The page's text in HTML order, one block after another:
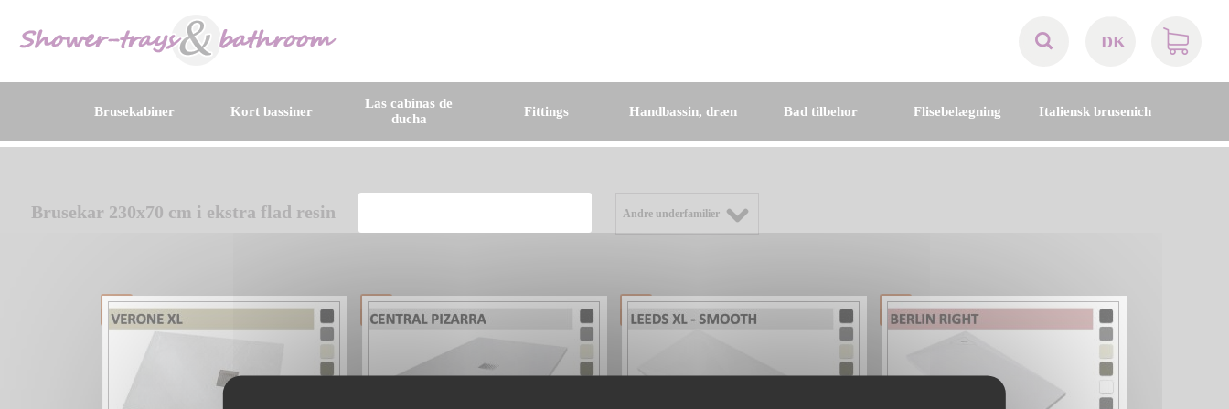
DK
BE
DK
EN
FR
Brusekabiner Kort bassiner
Las cabinas de
ducha
Fittings Handbassin, dræn Bad tilbehor Flisebelægning Italiensk brusenich
Brusekar 230x70 cm i ekstra flad resin Andre underfamilier